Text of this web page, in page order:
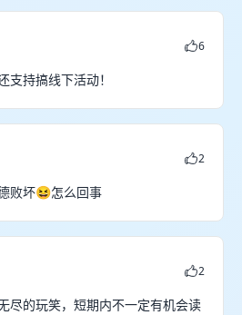
6
支持搞线下活动！
2
败坏😆怎么回事
2
尽的玩笑，短期内不一定有机会读